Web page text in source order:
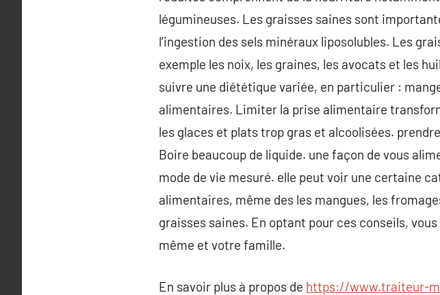
légumineuses. Les graisses saines sont
l’ingestion des sels minéraux liposolubles. Les
exemple les noix, les graines, les avocats et les
suivre une diététique variée, en particulier :
alimentaires. Limiter la prise alimentaire
les glaces et plats trop gras et alcoolisées.
Boire beaucoup de liquide. une façon de vous
mode de vie mesuré. elle peut voir une certaine
alimentaires, même des les mangues, les
graisses saines. En optant pour ces conseils,
même et votre famille.
En savoir plus à propos de https://www.traiteur-